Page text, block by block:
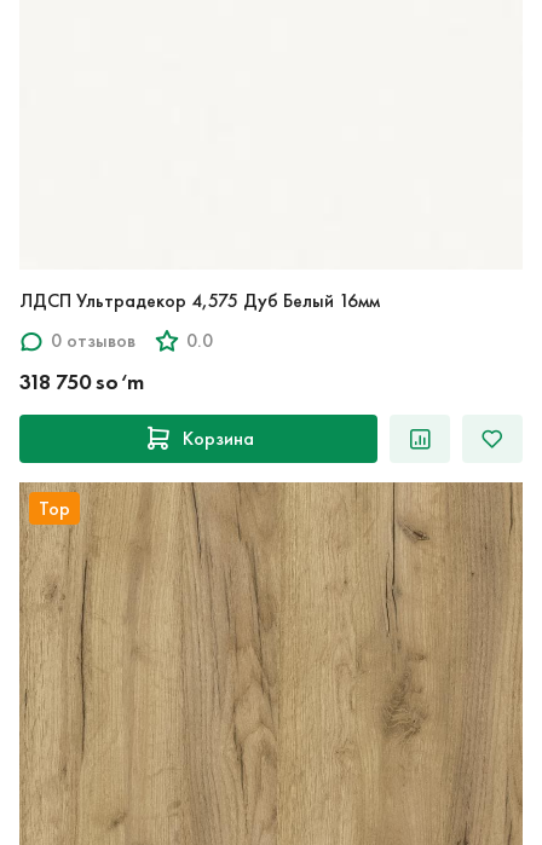
ЛДСП Ультрадекор 4,575 Дуб Белый 16мм
0 отзывов
0.0
318 750 so‘m
Корзина
Top